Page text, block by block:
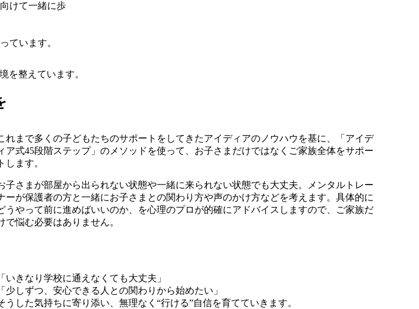
けて一緒に歩
ています。
を整えています。
れまで多くの子どもたちのサポートをしてきたアイディアのノウハウを基に、「アイデ
ア式45段階ステップ」のメソッドを使って、お子さまだけではなくご家族全体をサポー
トします。
子さまが部屋から出られない状態や一緒に来られない状態でも大丈夫。メンタルトレー
ーが保護者の方と一緒にお子さまとの関わり方や声のかけ方などを考えます。具体的に
うやって前に進めばいいのか、を心理のプロが的確にアドバイスしますので、ご家族だ
で悩む必要はありません。
「いきなり学校に通えなくても大丈夫」
「少しずつ、安心できる人との関わりから始めたい」
うした気持ちに寄り添い、無理なく“行ける”自信を育てていきます。